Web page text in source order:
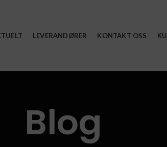
LEVERANDØRER KONTAKT OSS
Blog